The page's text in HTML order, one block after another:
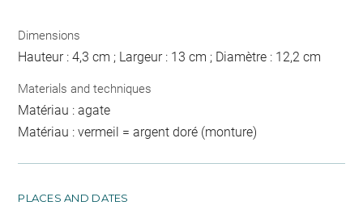
Dimensions
Hauteur : 4,3 cm ; Largeur : 13 cm ; Diamètre : 12,2 cm
Materials and techniques
Matériau : agate
Matériau : vermeil = argent doré (monture)
PLACES AND DATES